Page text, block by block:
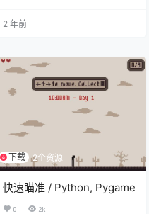
2 年前
下载 2个资源
快速瞄准 / Python, Pygame
0 2k